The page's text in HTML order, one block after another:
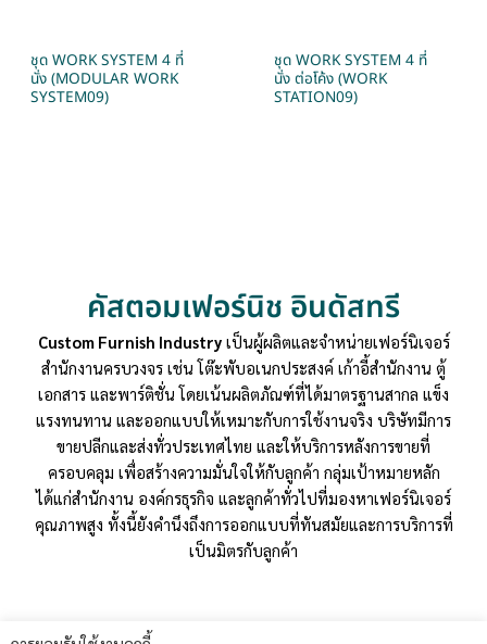
ชุด WORK SYSTEM 4 ที่
นั่ง (MODULAR WORK
SYSTEM09)
ชุด WORK SYSTEM 4 ที่
นั่ง ต่อโค้ง (WORK
STATION09)
คัสตอมเฟอร์นิช อินดัสทรี
Custom Furnish Industryเป็นผู้ผลิตและจำหน่ายเฟอร์นิเจอร์
สำนักงานครบวงจร เช่น โต๊ะพับอเนกประสงค์ เก้าอี้สำนักงาน ตู้
เอกสาร และพาร์ติชั่น โดยเน้นผลิตภัณฑ์ที่ได้มาตรฐานสากล แข็ง
แรงทนทาน และออกแบบให้เหมาะกับการใช้งานจริง บริษัทมีการ
ขายปลีกและส่งทั่วประเทศไทย และให้บริการหลังการขายที่
ครอบคลุม เพื่อสร้างความมั่นใจให้กับลูกค้า กลุ่มเป้าหมายหลัก
ได้แก่สำนักงาน องค์กรธุรกิจ และลูกค้าทั่วไปที่มองหาเฟอร์นิเจอร์
คุณภาพสูง ทั้งนี้ยังคำนึงถึงการออกแบบที่ทันสมัยและการบริการที่
เป็นมิตรกับลูกค้า